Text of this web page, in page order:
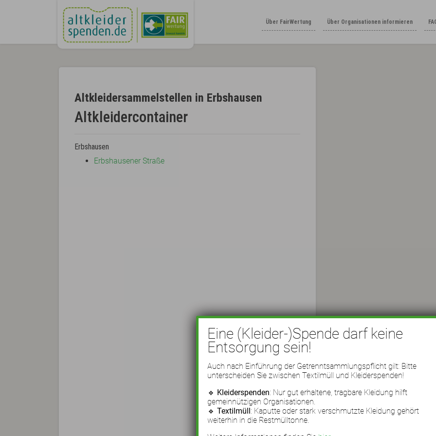
Über FairWertung Über Organisationen informieren
Altkleidersammelstellen in Erbshausen
Altkleidercontainer
Erbshausen
Erbshausener Straße
Eine (Kleider-)Spende darf keine
Entsorgung sein!
Auch nach Einführung der Getrenntsammlungspflicht gilt: Bitte
unterscheiden Sie zwischen Textilmüll und Kleiderspenden!
🔹 Kleiderspenden: Nur gut erhaltene, tragbare Kleidung hilft
gemeinnützigen Organisationen.
🔹Textilmüll: Kaputte oder stark verschmutzte Kleidung gehört
weiterhin in die Restmülltonne.